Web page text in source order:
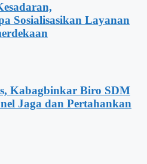
Sosialisasikan Layanan
Kabagbinkar Biro SDM
Jaga dan Pertahankan